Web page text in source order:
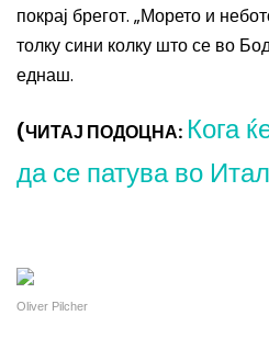
покрај брегот. „Морето и
толку сини колку што се во
еднаш.
(ЧИТАЈ ПОДОЦНА: Кога
да се патува во
Oliver Pilcher